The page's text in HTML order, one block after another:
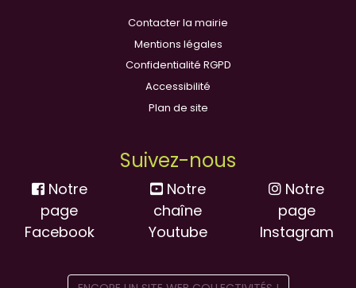
Contacter la mairie
Mentions légales
Confidentialité RGPD
Accessibilité
Plan de site
Suivez-nous
Notre
page
Facebook
Notre
chaîne
Youtube
Notre
page
Instagram